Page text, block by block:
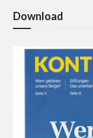
Download